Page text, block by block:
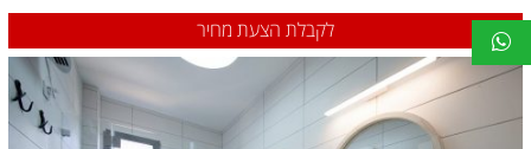
לקבלת הצעת מחיר